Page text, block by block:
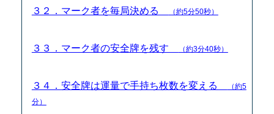
３２．マーク者を毎局決める （約5分50秒）
３３．マーク者の安全牌を残す （約3分40秒）
３４．安全牌は運量で手持ち枚数を変える
（約5
分）